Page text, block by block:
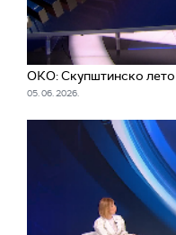
ОКО: Скупштинско
05. 06. 2026.